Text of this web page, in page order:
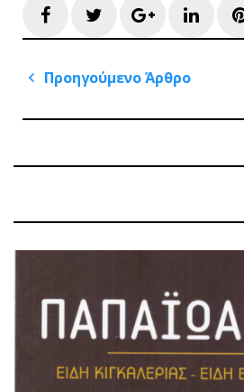
FacebookTwitterGoogle+
Πλοήγηση
Προηγούμενο Άρθρο